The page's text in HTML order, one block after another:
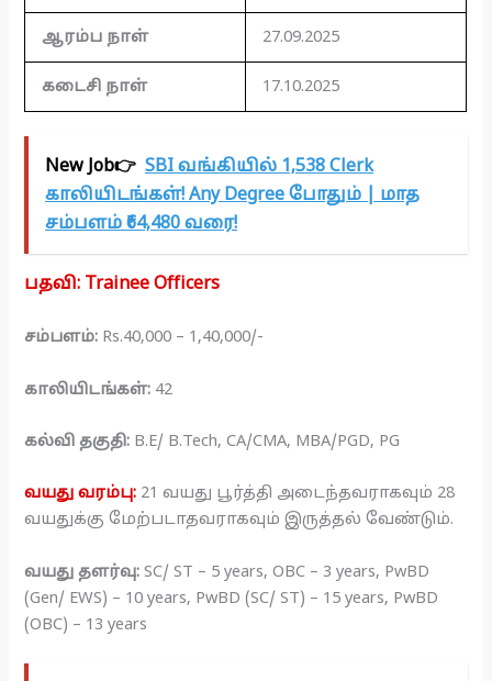
ஆரம்ப நாள் 27.09.2025
கடைசி நாள் 17.10.2025
New Job👉 SBI வங்கியில் 1,538 Clerk
காலியிடங்கள்! Any Degree போதும் | மாத
சம்பளம் ₹64,480 வரை!
பதவி: Trainee Officers
சம்பளம்: Rs.40,000 – 1,40,000/-
காலியிடங்கள்: 42
கல்வி தகுதி: B.E/ B.Tech, CA/CMA, MBA/PGD, PG
வயது வரம்பு: 21 வயது பூர்த்தி அடைந்தவராகவும் 28
வயதுக்கு மேற்படாதவராகவும் இருத்தல் வேண்டும்.
வயது தளர்வு:SC/ ST – 5 years, OBC – 3 years, PwBD
(Gen/ EWS) – 10 years, PwBD (SC/ ST) – 15 years, PwBD
(OBC) – 13 years